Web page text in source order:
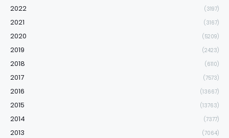
2022 (3197)
2021 (3167)
2020 (5209)
2019 (2423)
2018 (6110)
2017 (7573)
2016 (13667)
2015 (13763)
2014 (7377)
2013 (7064)